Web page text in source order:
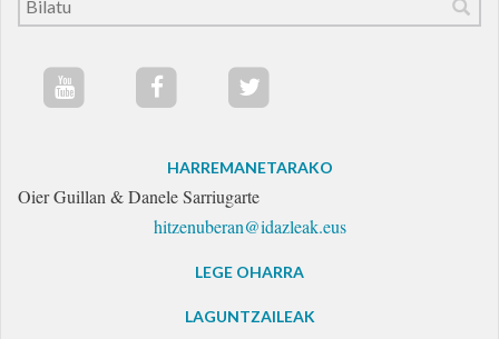
HARREMANETARAKO
Oier Guillan & Danele Sarriugarte
hitzenuberan@idazleak.eus
LEGE OHARRA
LAGUNTZAILEAK